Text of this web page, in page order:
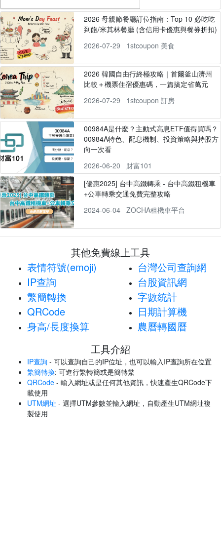
2026 母親節餐廳訂位指南：Top 10 必吃吃
到飽/米其林餐廳 (含信用卡優惠與餐券折扣)
2026-07-29
1stcoupon 美食
2026 韓國自由行終極攻略｜首爾釜山濟州
比較＋機票住宿優惠碼，一篇搞定省萬元
2026-07-29
1stcoupon 訂房
00984A是什麼？主動式高息ETF值得買嗎？
00984A特色、配息機制、投資策略與持股方
向一次看
2026-06-20
財富101
[優惠2025] 台中高鐵轉乘 - 台中高鐵租機車
+公車轉乘交通免費完整攻略
2024-06-04
ZOCHA租機車平台
其他免費線上工具
表情符號(emoji)
IP查詢
繁簡轉換
QRCode
身高/長度換算
台灣公司查詢網
台股資訊網
字數統計
日期計算機
農曆轉國曆
工具介紹
IP查詢 - 可以查詢自己的IP位址，也可以輸入IP查詢所在位置
繁簡轉換: 可進行繁轉簡或是簡轉繁
QRCode - 輸入網址或是任何其他資訊，快速產生QRCode下
載使用
UTM網址 - 選擇UTM參數並輸入網址，自動產生UTM網址複
製使用